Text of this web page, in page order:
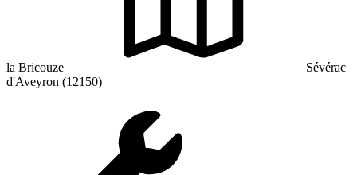
la Bricouze
Sévérac
d'Aveyron (12150)